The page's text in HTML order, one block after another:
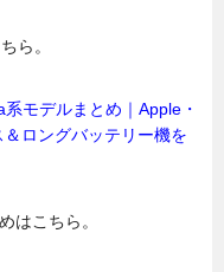
ら。
モデルまとめ｜Apple・
ロングバッテリー機を
はこちら。